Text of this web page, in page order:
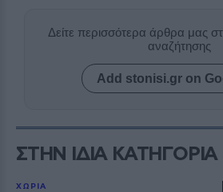
Δείτε περισσότερα άρθρα μας
αναζήτησης
Add stonisi.gr on
ΣΤΗΝ ΙΔΙΑ ΚΑΤΗΓΟΡΙΑ
ΧΩΡΙΑ